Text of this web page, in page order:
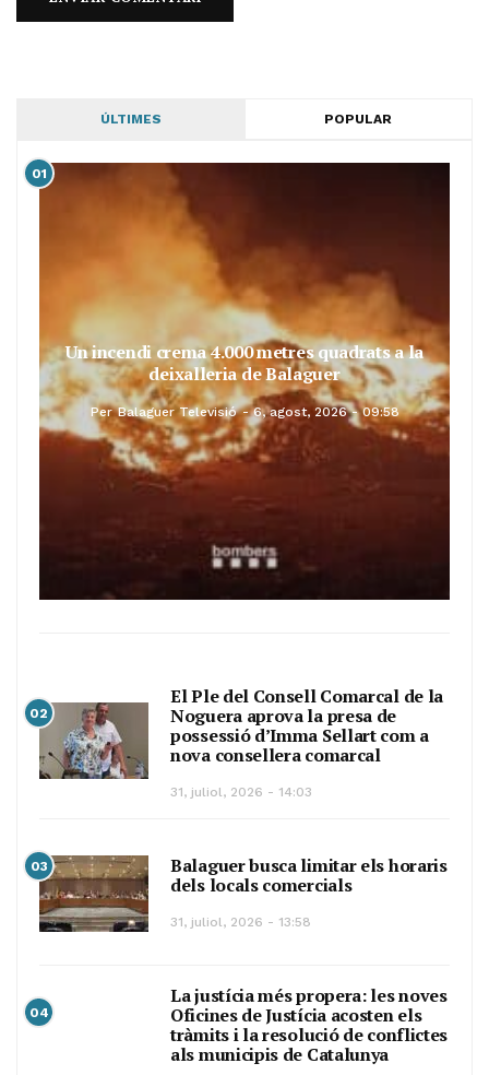
ÚLTIMES POPULAR
01
Un incendi crema 4.000 metres quadrats a la
deixalleria de Balaguer
Per Balaguer Televisió 6, agost, 2026 - 09:58
02
El Ple del Consell Comarcal de la
Noguera aprova la presa de
possessió d’Imma Sellart com a
nova consellera comarcal
31, juliol, 2026 - 14:03
03
Balaguer busca limitar els horaris
dels locals comercials
31, juliol, 2026 - 13:58
04
La justícia més propera: les noves
Oficines de Justícia acosten els
tràmits i la resolució de conflictes
als municipis de Catalunya